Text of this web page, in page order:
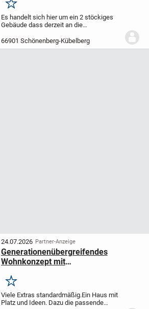
Merken
Es handelt sich hier um ein 2 stöckiges
Gebäude dass derzeit an die
vermietet ist.Das Gebäude liegt im
Zentrum von Schönenberg-Kübelberg.Die
66901 Schönenberg-Kübelberg
24.07.2026 Partner-Anzeige
Generationenübergreifendes
Wohnkonzept mit
FamilyStyle 18.01 S
Merken
Viele Extras standardmäßig.Ein Haus mit
Platz und Ideen. Dazu die passende